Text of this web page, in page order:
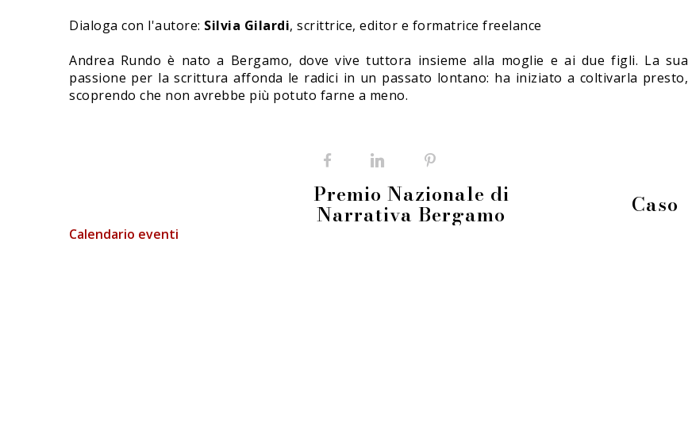
Dialoga con l'autore: Silvia Gilardi, scrittrice, editor e formatrice freelance
Andrea Rundo è nato a Bergamo, dove vive tuttora insieme alla moglie e ai due figli. La sua
passione per la scrittura affonda le radici in un passato lontano: ha iniziato a coltivarla presto,
scoprendo che non avrebbe più potuto farne a meno.
Facebook LinkedIn
Premio Nazionale di
Narrativa Bergamo Caso
Calendario eventi